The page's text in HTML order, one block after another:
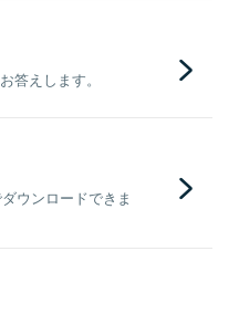
答えします。
ウンロードできま